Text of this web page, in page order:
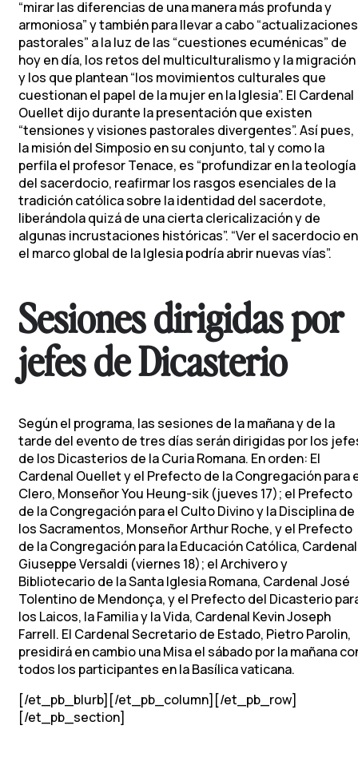
“mirar las diferencias de una manera más profunda y
armoniosa” y también para llevar a cabo “actualizaciones
pastorales” a la luz de las “cuestiones ecuménicas” de
hoy en día, los retos del multiculturalismo y la migración
y los que plantean “los movimientos culturales que
cuestionan el papel de la mujer en la Iglesia”. El Cardenal
Ouellet dijo durante la presentación que existen
“tensiones y visiones pastorales divergentes”. Así pues,
la misión del Simposio en su conjunto, tal y como la
perfila el profesor Tenace, es “profundizar en la teología
del sacerdocio, reafirmar los rasgos esenciales de la
tradición católica sobre la identidad del sacerdote,
liberándola quizá de una cierta clericalización y de
algunas incrustaciones históricas”. “Ver el sacerdocio en
el marco global de la Iglesia podría abrir nuevas vías”.
Sesiones dirigidas por
jefes de Dicasterio
Según el programa, las sesiones de la mañana y de la
tarde del evento de tres días serán dirigidas por los
de los Dicasterios de la Curia Romana. En orden: El
Cardenal Ouellet y el Prefecto de la Congregación para
Clero, Monseñor You Heung-sik (jueves 17); el Prefecto
de la Congregación para el Culto Divino y la Disciplina de
los Sacramentos, Monseñor Arthur Roche, y el Prefecto
de la Congregación para la Educación Católica, Cardenal
Giuseppe Versaldi (viernes 18); el Archivero y
Bibliotecario de la Santa Iglesia Romana, Cardenal José
Tolentino de Mendonça, y el Prefecto del Dicasterio
los Laicos, la Familia y la Vida, Cardenal Kevin Joseph
Farrell. El Cardenal Secretario de Estado, Pietro Parolin,
presidirá en cambio una Misa el sábado por la mañana
todos los participantes en la Basílica vaticana.
[/et_pb_blurb][/et_pb_column][/et_pb_row]
[/et_pb_section]